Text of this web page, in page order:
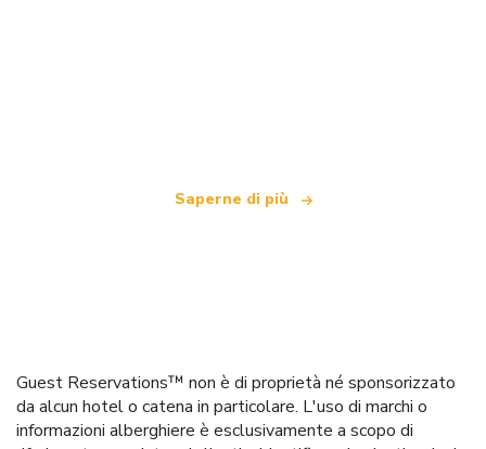
Saperne di più
Guest Reservations™ non è di proprietà né sponsorizzato
da alcun hotel o catena in particolare. L'uso di marchi o
informazioni alberghiere è esclusivamente a scopo di